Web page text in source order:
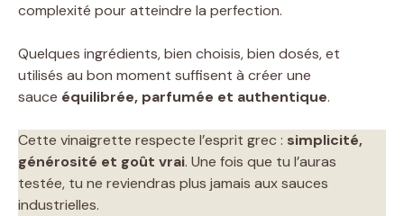
complexité pour atteindre la perfection.
Quelques ingrédients, bien choisis, bien dosés, et
utilisés au bon moment suffisent à créer une
sauce équilibrée, parfumée et authentique.
Cette vinaigrette respecte l’esprit grec : simplicité,
générosité et goût vrai. Une fois que tu l’auras
testée, tu ne reviendras plus jamais aux sauces
industrielles.